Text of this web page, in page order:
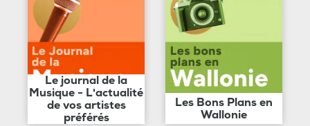
Le journal de la
Musique - L'actualité
de vos artistes
préférés
Les Bons Plans en
Wallonie